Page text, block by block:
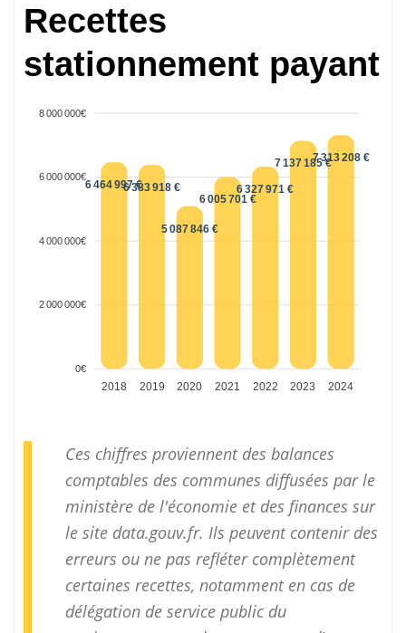
Recettes
stationnement payant
8 000 000€
6 000 000€
4 000 000€
2 000 000€
0€
6 464 997 €6 383 918 €
5 087 846 €
6 005 701 €
6 327 971 €
7 137 185 €7 313 208 €
2018 2019 2020 2021 2022 2023 2024
Ces chiffres proviennent des balances
comptables des communes diffusées par le
ministère de l'économie et des finances sur
le site data.gouv.fr. Ils peuvent contenir des
erreurs ou ne pas refléter complètement
certaines recettes, notamment en cas de
délégation de service public du